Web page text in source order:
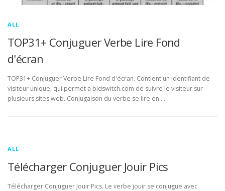
ALL
TOP31+ Conjuguer Verbe Lire Fond
d'écran
TOP31+ Conjuguer Verbe Lire Fond d'écran. Contient un identifiant de
visiteur unique, qui permet à bidswitch.com de suivre le visiteur sur
plusieurs sites web. Conjugaison du verbe se lire en …
ALL
Télécharger Conjuguer Jouir Pics
Télécharger Conjuguer Jouir Pics. Le verbe jouir se conjugue avec